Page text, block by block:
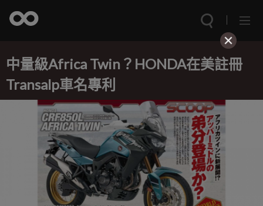
中量級Africa Twin？HONDA在美註冊
Transalp車名專利